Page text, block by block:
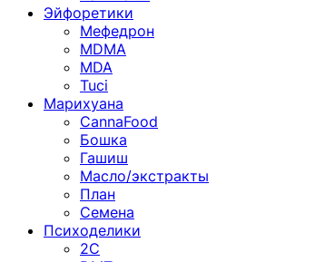
Эйфоретики
Мефедрон
MDMA
MDA
Tuci
Марихуана
CannaFood
Бошка
Гашиш
Масло/экстракты
План
Семена
Психоделики
2C